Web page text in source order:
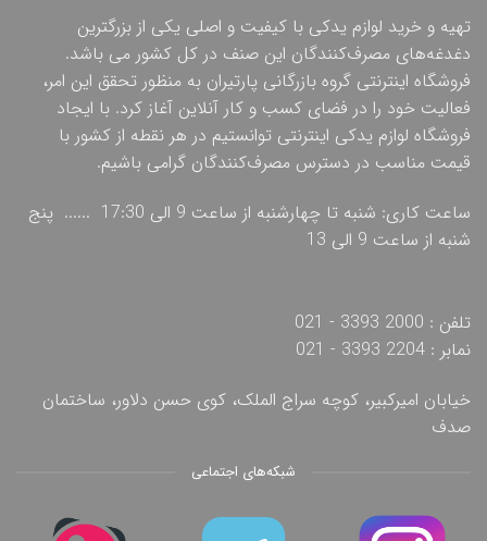
تهیه و خرید لوازم یدکی با کیفیت و اصلی یکی از بزرگترین
دغدغه‌های مصرف‌کنندگان این صنف در کل کشور می باشد.
فروشگاه اینترنتی گروه بازرگانی پارتیران به منظور تحقق این امر،
فعالیت خود را در فضای کسب و کار آنلاین آغاز کرد. با ایجاد
فروشگاه لوازم یدکی اینترنتی توانستیم در هر نقطه از کشور با
قیمت مناسب در دسترس مصرف‌کنندگان گرامی باشیم.
ساعت کاری: شنبه تا چهارشنبه از ساعت 9 الی 17:30 ...... پنج
شنبه از ساعت 9 الی 13
تلفن : 2000 3393 - 021
نمابر : 2204 3393 - 021
خیابان امیرکبیر، کوچه سراج الملک، کوی حسن دلاور، ساختمان
صدف
شبکه‌های اجتماعی